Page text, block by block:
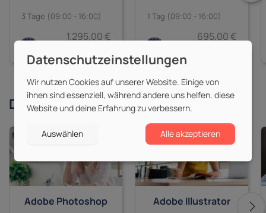
3 Tage (09:00 - 16:00)
1.295,00 €
1 Tag (09:00 - 16:00)
695,00 €
Derzeit beliebteThemen
Adobe Photoshop Adobe Illustrator
Wir nutzen Cookies auf unserer Website. Einige von
ihnen sind essenziell, während andere uns helfen, diese
Website und deine Erfahrung zu verbessern.
Auswählen Alle akzeptieren